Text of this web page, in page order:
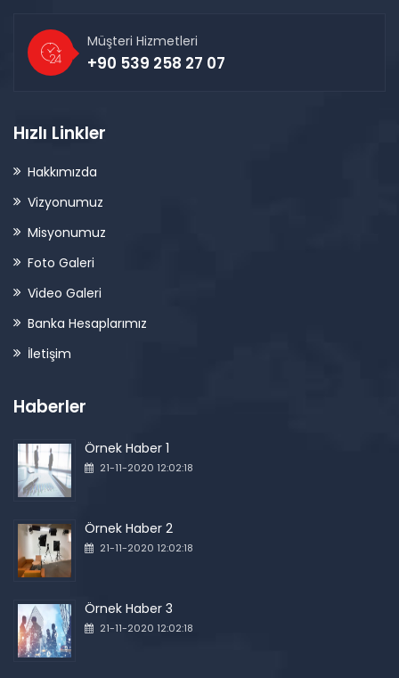
Müşteri Hizmetleri
+90 539 258 27 07
Hızlı Linkler
Hakkımızda
Vizyonumuz
Misyonumuz
Foto Galeri
Video Galeri
Banka Hesaplarımız
İletişim
Haberler
Örnek Haber 1
21-11-2020 12:02:18
Örnek Haber 2
21-11-2020 12:02:18
Örnek Haber 3
21-11-2020 12:02:18